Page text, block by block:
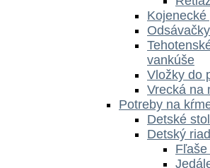
vankúše
Vložky do
Vrecká na
Potreby na
Detské
Detský riad